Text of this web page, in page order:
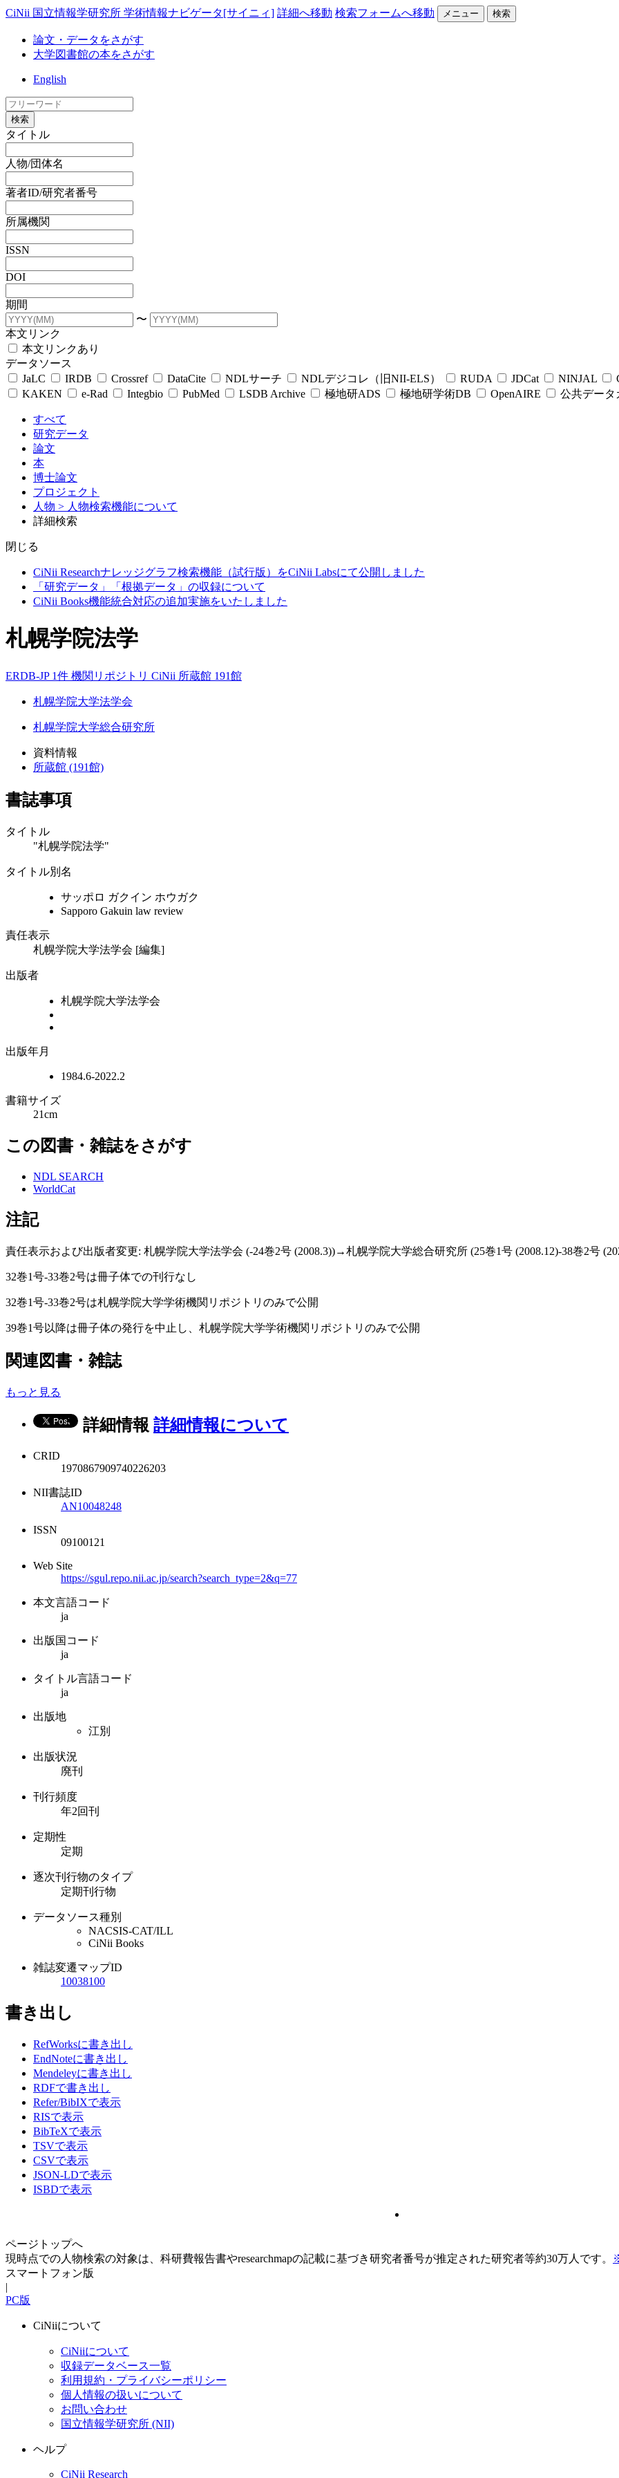
CiNii 国立情報学研究所 学術情報ナビゲータ[サイニィ] 詳細へ移動 検索フォームへ移動 メニュー 検索
論文・データをさがす
大学図書館の本をさがす
English
検索
タイトル
人物/団体名
著者ID/研究者番号
所属機関
ISSN
DOI
期間
〜
本文リンク
本文リンクあり
データソース
JaLC
IRDB Crossref DataCite NDLサーチ NDLデジコレ（旧NII-ELS） RUDA JDCat NINJAL
KAKEN
e-Rad Integbio PubMed LSDB Archive 極地研ADS 極地研学術DB OpenAIRE 公共データ
すべて
研究データ
論文
本
博士論文
プロジェクト
人物 > 人物検索機能について
詳細検索
閉じる
CiNii Researchナレッジグラフ検索機能（試行版）をCiNii Labsにて公開しました
「研究データ」「根拠データ」の収録について
CiNii Books機能統合対応の追加実施をいたしました
札幌学院法学
ERDB-JP 1件 機関リポジトリ CiNii 所蔵館 191館
札幌学院大学法学会
札幌学院大学総合研究所
資料情報
所蔵館 (191館)
書誌事項
タイトル
"札幌学院法学"
タイトル別名
サッポロ ガクイン ホウガク
Sapporo Gakuin law review
責任表示
札幌学院大学法学会 [編集]
出版者
札幌学院大学法学会
出版年月
1984.6-2022.2
書籍サイズ
21cm
この図書・雑誌をさがす
NDL SEARCH
WorldCat
注記
責任表示および出版者変更: 札幌学院大学法学会 (-24巻2号 (2008.3))→札幌学院大学総合研究所 (25巻1号 (2008.12)-38巻2号
32巻1号-33巻2号は冊子体での刊行なし
32巻1号-33巻2号は札幌学院大学学術機関リポジトリのみで公開
39巻1号以降は冊子体の発行を中止し、札幌学院大学学術機関リポジトリのみで公開
関連図書・雑誌
もっと見る
詳細情報 詳細情報について
CRID
1970867909740226203
NII書誌ID
AN10048248
ISSN
09100121
Web Site
https://sgul.repo.nii.ac.jp/search?search_type=2&q=77
本文言語コード
ja
出版国コード
ja
タイトル言語コード
ja
出版地
江別
出版状況
廃刊
刊行頻度
年2回刊
定期性
定期
逐次刊行物のタイプ
定期刊行物
データソース種別
NACSIS-CAT/ILL
CiNii Books
雑誌変遷マップID
10038100
書き出し
RefWorksに書き出し
EndNoteに書き出し
Mendeleyに書き出し
RDFで書き出し
Refer/BibIXで表示
RISで表示
BibTeXで表示
TSVで表示
CSVで表示
JSON-LDで表示
ISBDで表示
ページトップへ
現時点での人物検索の対象は、科研費報告書やresearchmapの記載に基づき研究者番号が推定された研究者等約30万人です。
スマートフォン版
|
PC版
CiNiiについて
CiNiiについて
収録データベース一覧
利用規約・プライバシーポリシー
個人情報の扱いについて
お問い合わせ
国立情報学研究所 (NII)
ヘルプ
CiNii Research